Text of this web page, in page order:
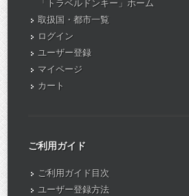
「トラベルドンキー」ホーム
取扱国・都市一覧
ログイン
ユーザー登録
マイページ
カート
ご利用ガイド
ご利用ガイド目次
ユーザー登録方法